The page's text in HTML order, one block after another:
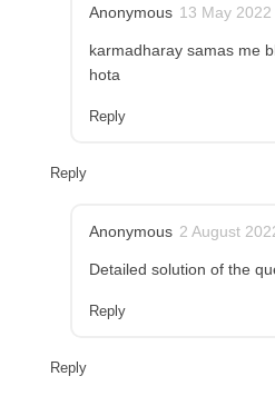
Anonymous 13 May
karmadharay samas me
hota
Reply
Reply
Anonymous 2 August
Detailed solution of the
Reply
Reply